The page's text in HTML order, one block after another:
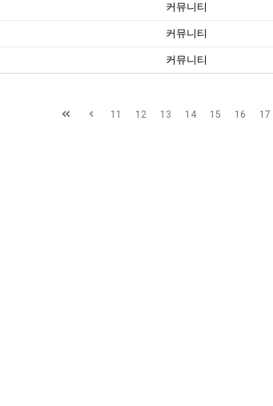
커뮤니티
커뮤니티
커뮤니티
11 12 13 14 15 16 17